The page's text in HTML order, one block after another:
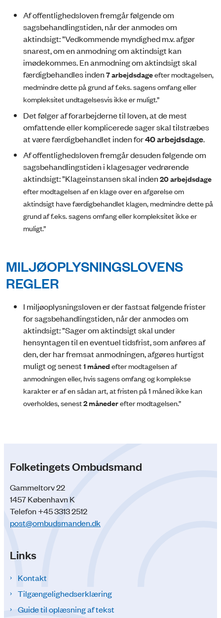
Af offentlighedsloven fremgår følgende om
sagsbehandlingstiden, når der anmodes om
aktindsigt: ”Vedkommende myndighed m.v. afgør
snarest, om en anmodning om aktindsigt kan
imødekommes. En anmodning om aktindsigt skal
færdigbehandles inden7 arbejdsdageefter modtagelsen,
medmindre dette på grund af f.eks. sagens omfang eller
kompleksitet undtagelsesvis ikke er muligt.”
Det følger af forarbejderne til loven, at de mest
omfattende eller komplicerede sager skal tilstræbes
at være færdigbehandlet inden for40 arbejdsdage.
Af offentlighedsloven fremgår desuden følgende om
sagsbehandlingstiden i klagesager vedrørende
aktindsigt: ”Klageinstansen skal inden20 arbejdsdage
efter modtagelsen af en klage over en afgørelse om
aktindsigt have færdigbehandlet klagen, medmindre dette på
grund af f.eks. sagens omfang eller kompleksitet ikke er
muligt.”
MILJØOPLYSNINGSLOVENS
REGLER
I miljøoplysningsloven er der fastsat følgende frister
for sagsbehandlingstiden, når der anmodes om
aktindsigt: ”Sager om aktindsigt skal under
hensyntagen til en eventuel tidsfrist, som anføres af
den, der har fremsat anmodningen, afgøres hurtigst
muligt og senest1 månedefter modtagelsen af
anmodningen eller, hvis sagens omfang og komplekse
karakter er af en sådan art, at fristen på 1 måned ikke kan
overholdes, senest2 månederefter modtagelsen.”
Folketingets Ombudsmand
Gammeltorv 22
1457 København K
Telefon +45 3313 2512
post@ombudsmanden.dk
Links
Kontakt
Tilgængelighedserklæring
Guide til oplæsning af tekst